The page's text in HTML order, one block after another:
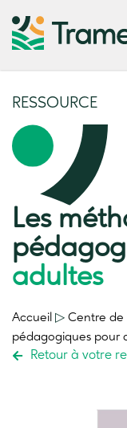
RESSOURCE
Les
adultes
Accueil ▷ Centre de
pédagogiques pour
Retour à votre